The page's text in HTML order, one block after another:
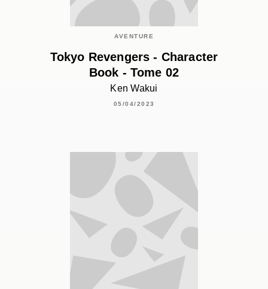
AVENTURE
Tokyo Revengers - Character
Book - Tome 02
Ken Wakui
05/04/2023